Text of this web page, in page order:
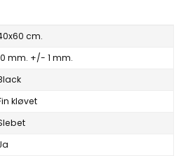
cm.
mm. +/- 1 mm.
kløvet